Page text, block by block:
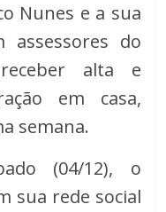
Nunes e a sua
assessores do
alta e
em casa,
semana.
(04/12), o
sua rede social